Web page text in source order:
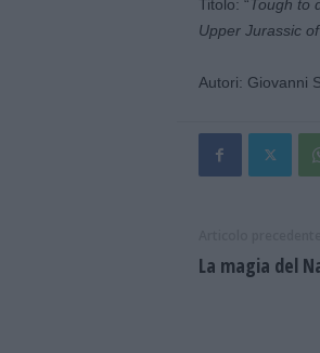
Titolo: “Tough to
Upper Jurassic
Autori: Giovanni
La magia del